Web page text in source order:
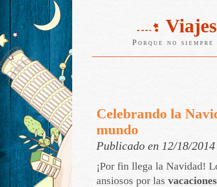
Porque no
Celebrando la
mundo
Publicado en 12/18/
¡Por fin llega la Navidad!
ansiosos por las vacaciones